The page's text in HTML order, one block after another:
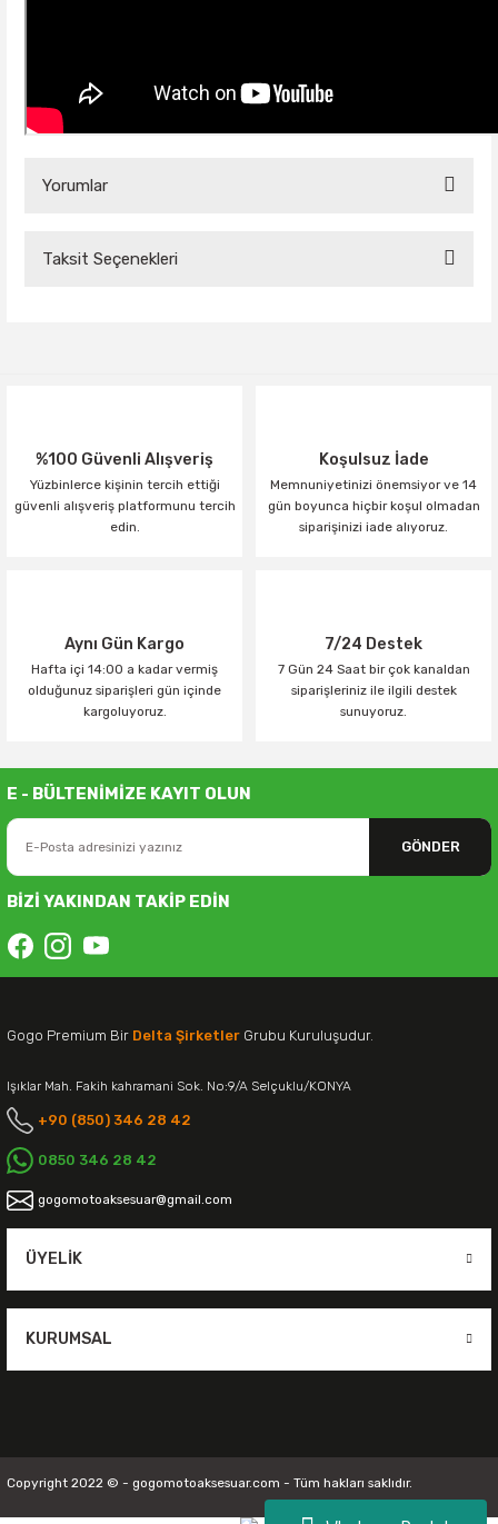
Yorumlar
Taksit Seçenekleri
%100 Güvenli Alışveriş
Yüzbinlerce kişinin tercih ettiği
güvenli alışveriş platformunu tercih
edin.
Koşulsuz İade
Memnuniyetinizi önemsiyor ve 14
gün boyunca hiçbir koşul olmadan
siparişinizi iade alıyoruz.
Aynı Gün Kargo
Hafta içi 14:00 a kadar vermiş
olduğunuz siparişleri gün içinde
kargoluyoruz.
7/24 Destek
7 Gün 24 Saat bir çok kanaldan
siparişleriniz ile ilgili destek
sunuyoruz.
E - BÜLTENİMİZE KAYIT OLUN
GÖNDER
BİZİ YAKINDAN TAKİP EDİN
Gogo Premium Bir Delta Şirketler Grubu Kuruluşudur.
Işıklar Mah. Fakih kahramani Sok. No:9/A Selçuklu/KONYA
+90 (850) 346 28 42
0850 346 28 42
gogomotoaksesuar@gmail.com
ÜYELIK
KURUMSAL
Copyright 2022 © - gogomotoaksesuar.com - Tüm hakları saklıdır.